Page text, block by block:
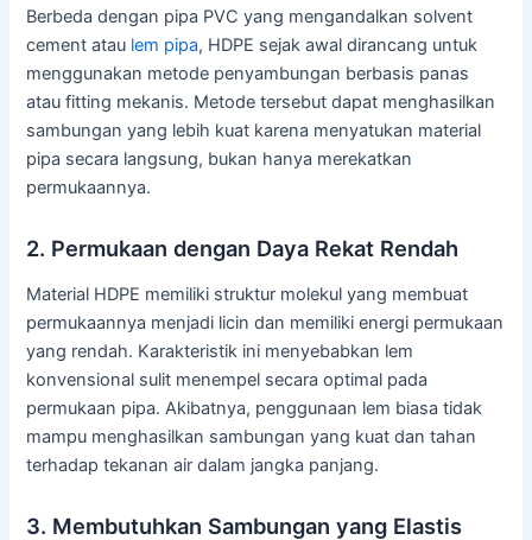
Berbeda dengan pipa PVC yang mengandalkan solvent
cement atau lem pipa, HDPE sejak awal dirancang untuk
menggunakan metode penyambungan berbasis panas
atau fitting mekanis. Metode tersebut dapat menghasilkan
sambungan yang lebih kuat karena menyatukan material
pipa secara langsung, bukan hanya merekatkan
permukaannya.
2. Permukaan dengan Daya Rekat Rendah
Material HDPE memiliki struktur molekul yang membuat
permukaannya menjadi licin dan memiliki energi permukaan
yang rendah. Karakteristik ini menyebabkan lem
konvensional sulit menempel secara optimal pada
permukaan pipa. Akibatnya, penggunaan lem biasa tidak
mampu menghasilkan sambungan yang kuat dan tahan
terhadap tekanan air dalam jangka panjang.
3. Membutuhkan Sambungan yang Elastis